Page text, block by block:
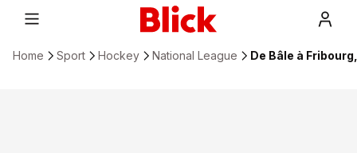
Home Sport Hockey National League De Bâle à